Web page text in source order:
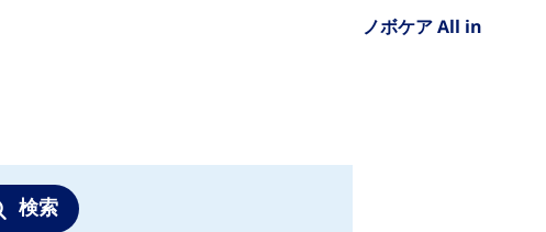
ノボケア All in
検索